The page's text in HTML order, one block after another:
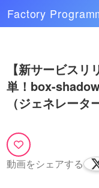
Factory
次によく再
【新サービス
単！box-
（ジェネレータ
動画をシェアする